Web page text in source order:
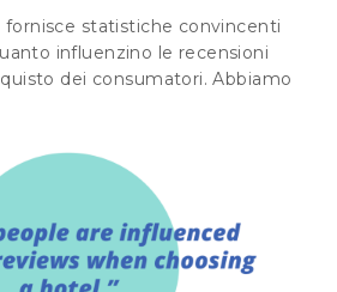
fornisce statistiche convincenti
influenzino le recensioni
dei consumatori. Abbiamo